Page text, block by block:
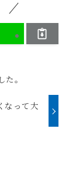
。
なって大